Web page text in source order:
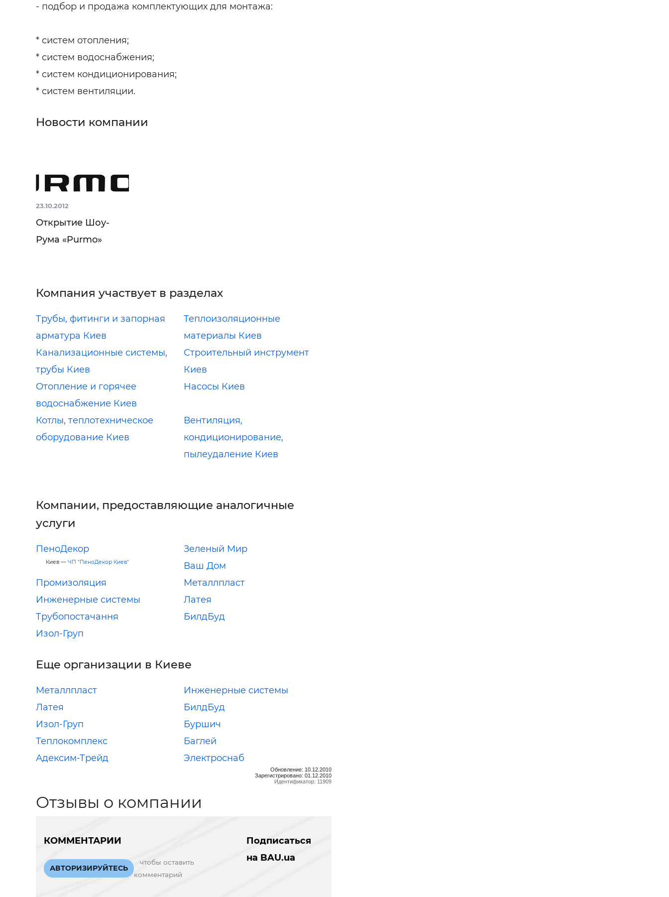
- подбор и продажа комплектующих для монтажа:
* систем отопления;
* систем водоснабжения;
* систем кондиционирования;
* систем вентиляции.
Новости компании
23.10.2012
Открытие Шоу-
Рума «Purmo»
Компания участвует в разделах
Трубы, фитинги и запорная
арматура Киев
Теплоизоляционные
материалы Киев
Канализационные системы,
трубы Киев
Строительный инструмент
Киев
Отопление и горячее
водоснабжение Киев
Насосы Киев
Котлы, теплотехническое
оборудование Киев
Вентиляция,
кондиционирование,
пылеудаление Киев
Компании, предоставляющие аналогичные
услуги
ПеноДекор
Киев — ЧП "ПеноДекор Киев"
Зеленый Мир
Ваш Дом
Промизоляция
Металлпласт
Инженерные системы
Латея
Трубопостачання
БилдБуд
Изол-Груп
Еще организации в Киеве
Металлпласт
Инженерные системы
Латея
БилдБуд
Изол-Груп
Буршич
Теплокомплекс
Баглей
Адексим-Трейд
Электроснаб
Обновление: 10.12.2010
Зарегистрировано: 01.12.2010
Идентификатор: 11909
Отзывы о компании
КОММЕНТАРИИ
АВТОРИЗИРУЙТЕСЬ
чтобы оставить
комментарий
Подписаться
на BAU.ua